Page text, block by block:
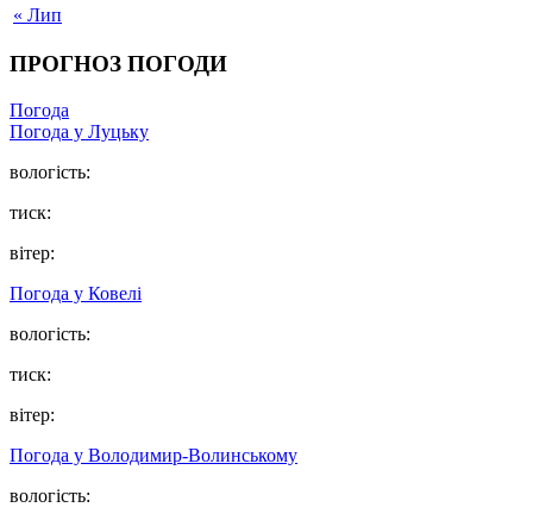
« Лип
ПРОГНОЗ ПОГОДИ
Погода
Погода у Луцьку
вологість:
тиск:
вітер:
Погода у Ковелі
вологість:
тиск:
вітер:
Погода у Володимир-Волинському
вологість: